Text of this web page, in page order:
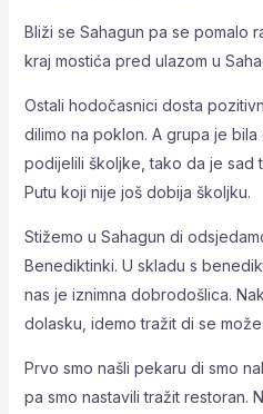
Bliži se Sahagun pa se pomalo
kraj mostića pred ulazom u
Ostali hodočasnici dosta
dilimo na poklon. A grupa je
podijelili školjke, tako da je sad
Putu koji nije još dobija školjku.
Stižemo u Sahagun di
Benediktinki. U skladu s
nas je iznimna dobrodošlica.
dolasku, idemo tražit di se
Prvo smo našli pekaru di smo
pa smo nastavili tražit restoran.